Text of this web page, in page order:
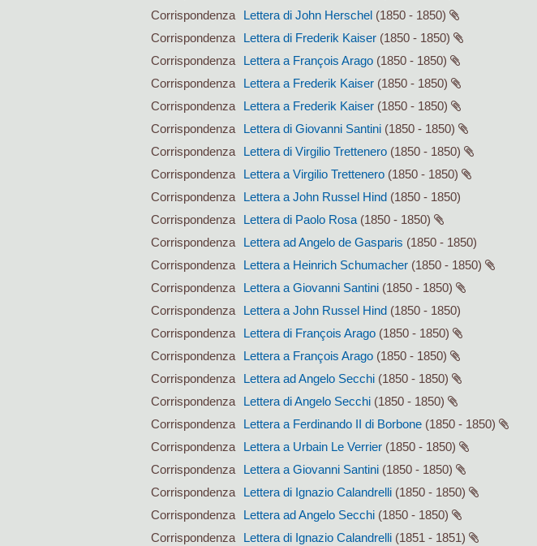
Corrispondenza
Lettera di John Herschel (1850 - 1850)
Corrispondenza
Lettera di Frederik Kaiser (1850 - 1850)
Corrispondenza
Lettera a François Arago (1850 - 1850)
Corrispondenza
Lettera a Frederik Kaiser (1850 - 1850)
Corrispondenza
Lettera a Frederik Kaiser (1850 - 1850)
Corrispondenza
Lettera di Giovanni Santini (1850 - 1850)
Corrispondenza
Lettera di Virgilio Trettenero (1850 - 1850)
Corrispondenza
Lettera a Virgilio Trettenero (1850 - 1850)
Corrispondenza
Lettera a John Russel Hind (1850 - 1850)
Corrispondenza
Lettera di Paolo Rosa (1850 - 1850)
Corrispondenza
Lettera ad Angelo de Gasparis (1850 - 1850)
Corrispondenza
Lettera a Heinrich Schumacher (1850 - 1850)
Corrispondenza
Lettera a Giovanni Santini (1850 - 1850)
Corrispondenza
Lettera a John Russel Hind (1850 - 1850)
Corrispondenza
Lettera di François Arago (1850 - 1850)
Corrispondenza
Lettera a François Arago (1850 - 1850)
Corrispondenza
Lettera ad Angelo Secchi (1850 - 1850)
Corrispondenza
Lettera di Angelo Secchi (1850 - 1850)
Corrispondenza
Lettera a Ferdinando II di Borbone (1850 - 1850)
Corrispondenza
Lettera a Urbain Le Verrier (1850 - 1850)
Corrispondenza
Lettera a Giovanni Santini (1850 - 1850)
Corrispondenza
Lettera di Ignazio Calandrelli (1850 - 1850)
Corrispondenza
Lettera ad Angelo Secchi (1850 - 1850)
Corrispondenza
Lettera di Ignazio Calandrelli (1851 - 1851)